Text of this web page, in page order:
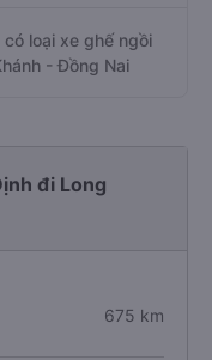
loại xe ghế ngồi
- Đồng Nai
đi Long
675 km